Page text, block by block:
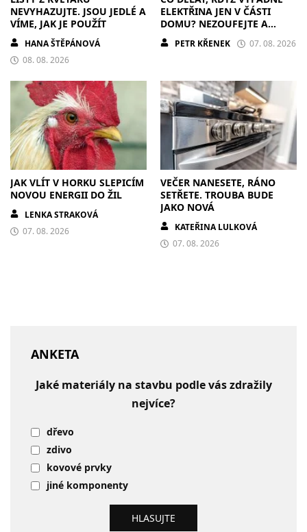
NEVYHAZUJTE. JSOU JEDLÉ A
VÍME, JAK JE POUŽÍT
HANA ŠTĚPÁNOVÁ
08. 08. 2026
ELEKTŘINA JEN V ČÁSTI
DOMU? NEZOUFEJTE A
POSTUPUJTE S CHLADNOU
HLAVOU
PETR KŘENEK 07. 08. 2026
JAK VLÍT V HORKU SLEPICÍM
NOVOU ENERGII DO ŽIL
LENKA STRAKOVÁ
07. 08. 2026
VEČER NANESETE, RÁNO
SETŘETE. TROUBA BUDE
JAKO NOVÁ
KATEŘINA LULKOVÁ
07. 08. 2026
ANKETA
Jaké materiály na stavbu podle vás zdražily
nejvíce?
dřevo
zdivo
kovové prvky
jiné komponenty